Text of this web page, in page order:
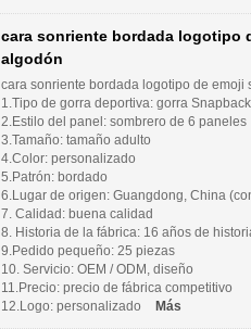
cara sonriente bordada logotipo
algodón
cara sonriente bordada logotipo de
1.Tipo de gorra deportiva: gorra Snapback
2.Estilo del panel: sombrero de 6 paneles
3.Tamaño: tamaño adulto
4.Color: personalizado
5.Patrón: bordado
6.Lugar de origen: Guangdong, China
7. Calidad: buena calidad
8. Historia de la fábrica: 16 años de
9.Pedido pequeño: 25 piezas
10. Servicio: OEM / ODM, diseño
11.Precio: precio de fábrica competitivo
12.Logo: personalizado
Más